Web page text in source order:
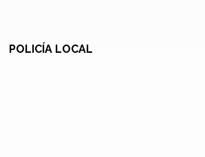
POLICÍA LOCAL